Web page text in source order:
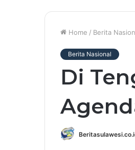
Home / Berita
Berita Nasional
Di